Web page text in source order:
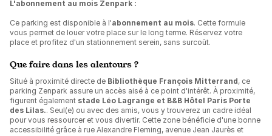
L'abonnement au mois Zenpark :
Ce parking est disponible à l'abonnement au mois. Cette formule
vous permet de louer votre place sur le long terme. Réservez votre
place et profitez d'un stationnement serein, sans surcoût.
Que faire dans les alentours ?
Situé à proximité directe de Bibliothèque François Mitterrand, ce
parking Zenpark assure un accès aisé à ce point d'intérêt. À proximité,
figurent également stade Léo Lagrange et B&B Hôtel Paris Porte
des Lilas.. Seul(e) ou avec des amis, vous y trouverez un cadre idéal
pour vous ressourcer et vous divertir. Cette zone bénéficie d'une bonne
accessibilité grâce à rue Alexandre Fleming, avenue Jean Jaurès et